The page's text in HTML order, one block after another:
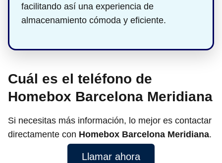
facilitando así una experiencia de
almacenamiento cómoda y eficiente.
Cuál es el teléfono de
Homebox Barcelona Meridiana
Si necesitas más información, lo mejor es contactar
directamente con Homebox Barcelona Meridiana.
Llamar ahora